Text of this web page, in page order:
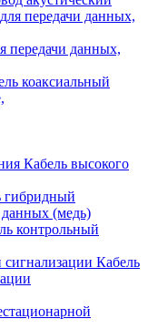
передачи данных,
коаксиальный
Кабель высокого
гибридный
данных (медь)
контрольный
Кабель